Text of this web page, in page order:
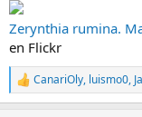
Zerynthia rumina.
en Flickr
R
e
CanariOly, luismo0,